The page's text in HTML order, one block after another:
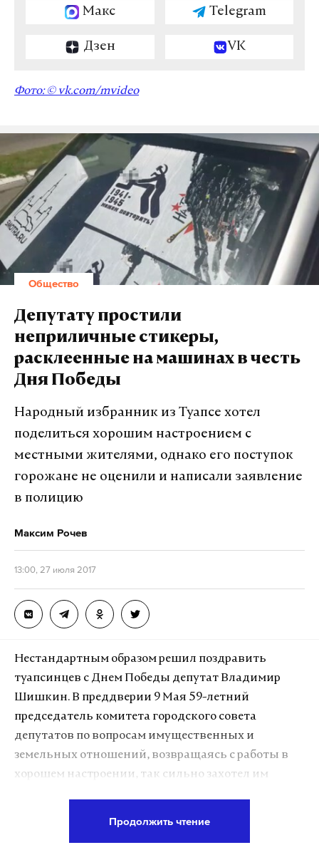
Макс Telegram
Дзен VK
Фото: © vk.com/mvideo
Общество
Депутату простили
неприличные стикеры,
расклеенные на машинах в честь
Дня Победы
Народный избранник из Туапсе хотел
поделиться хорошим настроением с
местными жителями, однако его поступок
горожане не оценили и написали заявление
в полицию
Максим Рочев
13:00, 27 июля 2017
Нестандартным образом решил поздравить
туапсинцев с Днем Победы депутат Владимир
Шишкин. В преддверии 9 Мая 59-летний
председатель комитета городского совета
депутатов по вопросам имущественных и
земельных отношений, возвращаясь с работы в
хорошем настроении, так сильно захотел им
Продолжить чтение